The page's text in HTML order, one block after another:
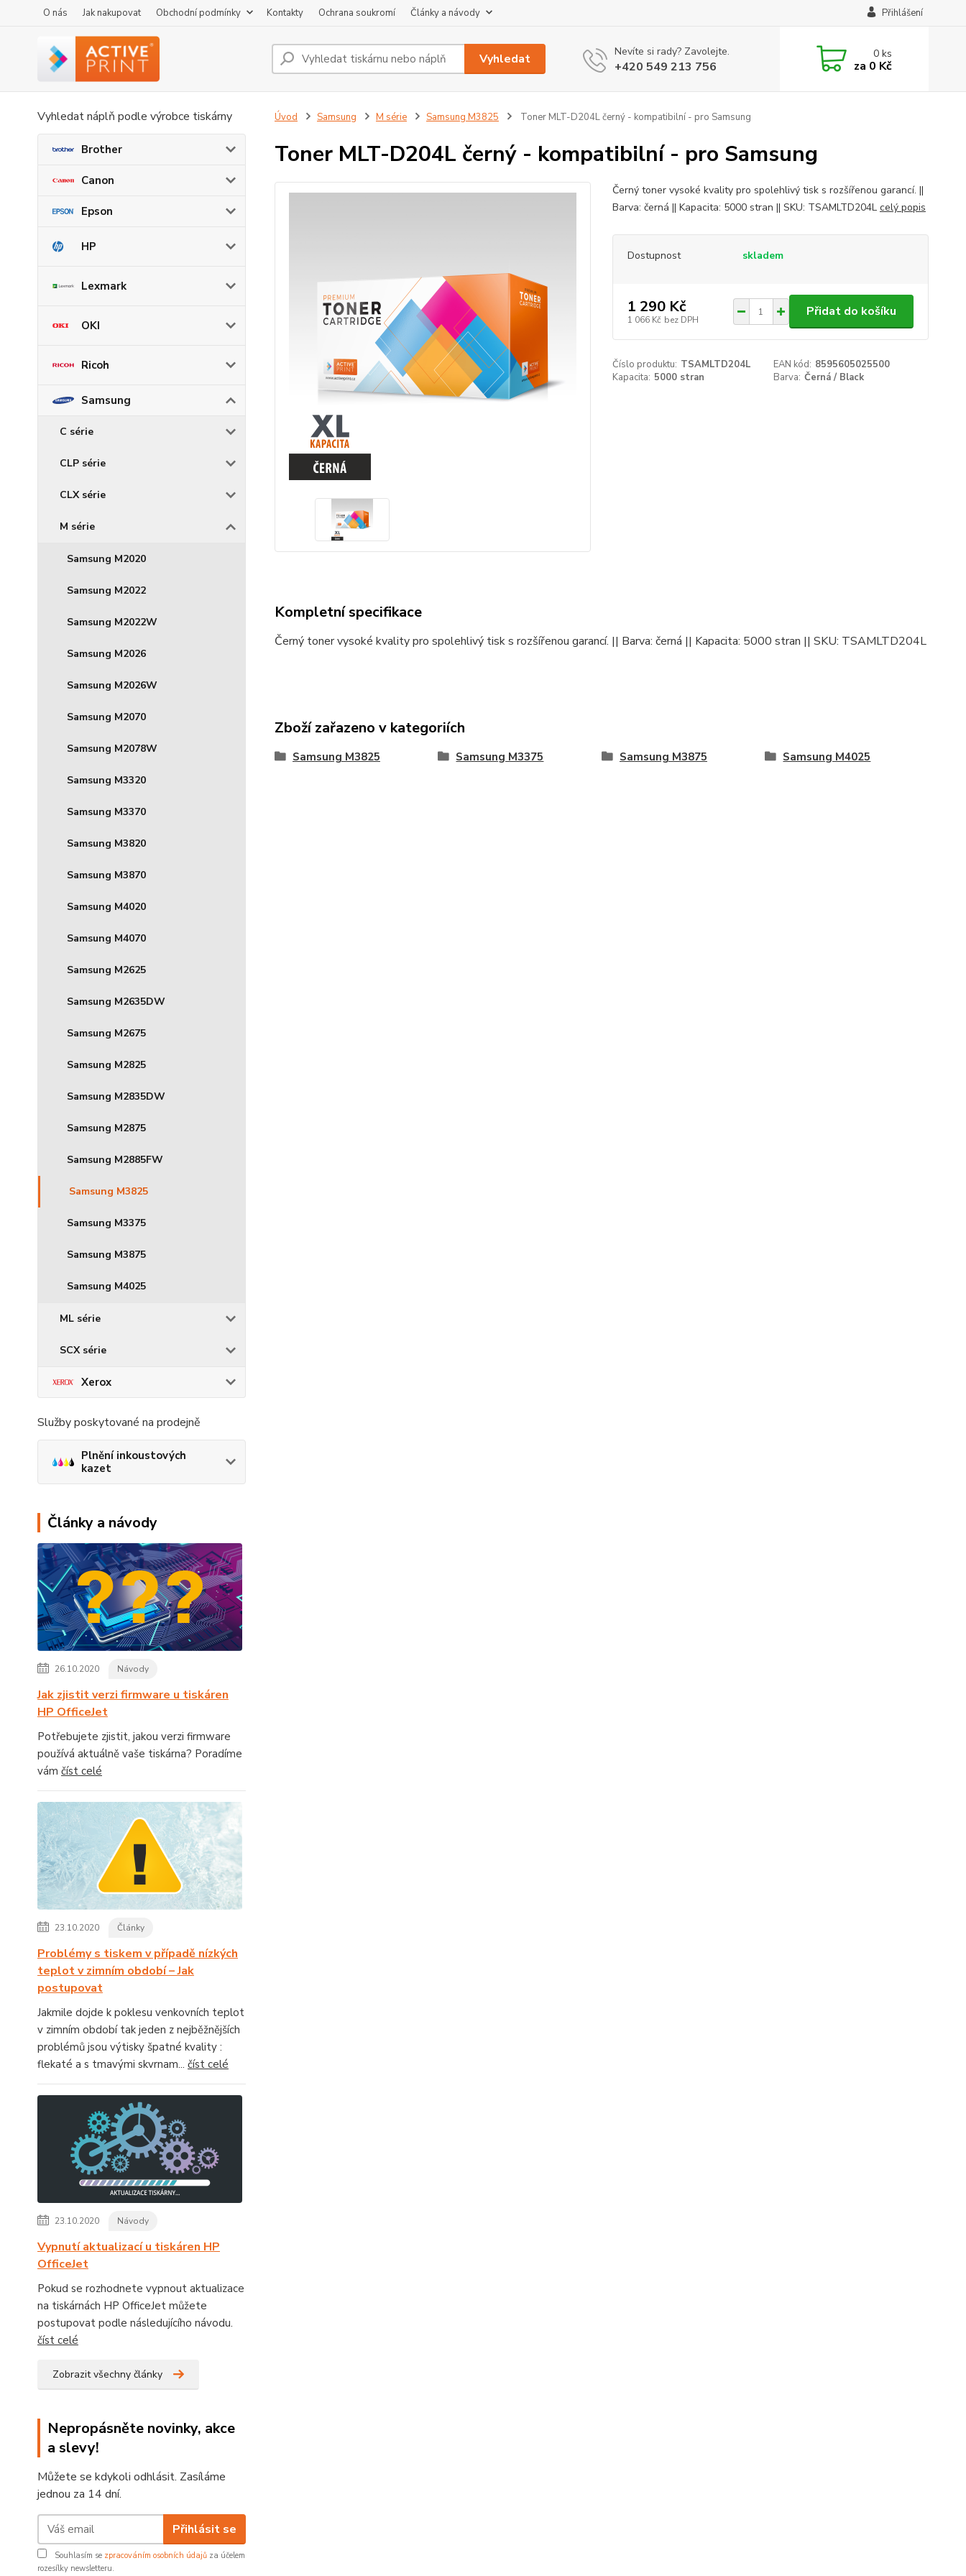
O nás Jak nakupovat Obchodní podmínky Kontakty Ochrana soukromí Články a návody Přihlášení
Vyhledat Nevíte si rady? Zavolejte.
+420 549 213 756
0ks
za 0 Kč
Vyhledat náplň podle výrobce tiskárny
Brother
Canon
Epson
HP
Lexmark
OKI
Ricoh
Samsung
C série
CLP série
CLX série
M série
Samsung M2020
Samsung M2022
Samsung M2022W
Samsung M2026
Samsung M2026W
Samsung M2070
Samsung M2078W
Samsung M3320
Samsung M3370
Samsung M3820
Samsung M3870
Samsung M4020
Samsung M4070
Samsung M2625
Samsung M2635DW
Samsung M2675
Samsung M2825
Samsung M2835DW
Samsung M2875
Samsung M2885FW
Samsung M3825
Samsung M3375
Samsung M3875
Samsung M4025
ML série
SCX série
Xerox
Služby poskytované na prodejně
Plnění inkoustových
kazet
Články a návody
26.10.2020 Návody
Jak zjistit verzi firmware u tiskáren
HP OfficeJet
Potřebujete zjistit, jakou verzi firmware
používá aktuálně vaše tiskárna? Poradíme
vám číst celé
23.10.2020 Články
Problémy s tiskem v případě nízkých
teplot v zimním období – Jak
postupovat
Jakmile dojde k poklesu venkovních teplot
v zimním období tak jeden z nejběžnějších
problémů jsou výtisky špatné kvality :
flekaté a s tmavými skvrnam... číst celé
23.10.2020 Návody
Vypnutí aktualizací u tiskáren HP
OfficeJet
Pokud se rozhodnete vypnout aktualizace
na tiskárnách HP OfficeJet můžete
postupovat podle následujícího návodu.
číst celé
Zobrazit všechny články
Nepropásněte novinky, akce
a slevy!
Můžete se kdykoli odhlásit. Zasíláme
jednou za 14 dní.
Přihlásit se
Souhlasím se zpracováním osobních údajů za účelem
rozesílky newsletteru.
Úvod Samsung M série Samsung M3825 Toner MLT-D204L černý - kompatibilní - pro Samsung
Toner MLT-D204L černý - kompatibilní - pro Samsung
Černý toner vysoké kvality pro spolehlivý tisk s rozšířenou garancí. ||
Barva: černá || Kapacita: 5000 stran || SKU: TSAMLTD204L celý popis
Dostupnost skladem
1 290 Kč
1 066 Kč bez DPH
Přidat do košíku
Číslo produktu: TSAMLTD204L EAN kód: 8595605025500
Kapacita: 5000 stran Barva: Černá / Black
Kompletní specifikace
Černý toner vysoké kvality pro spolehlivý tisk s rozšířenou garancí. || Barva: černá || Kapacita: 5000 stran || SKU: TSAMLTD204L
Zboží zařazeno v kategoriích
Samsung M3825 Samsung M3375 Samsung M3875 Samsung M4025